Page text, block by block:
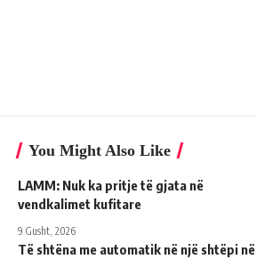
You Might Also Like
LAMM: Nuk ka pritje të gjata në
vendkalimet kufitare
9 Gusht, 2026
Të shtëna me automatik në një shtëpi në